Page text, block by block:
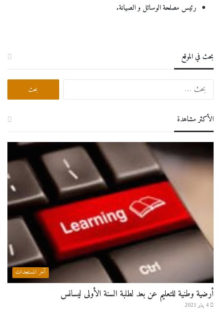
رئيس مصلحة الوسائل و الصيانة.
بحث في الموقع
البحث
الأكثر مشاهدة
آخر المستجدات
أرضية وطنية للتعليم عن بعد لطلبة السنة الأولى ليسانس
4 يناير 2021